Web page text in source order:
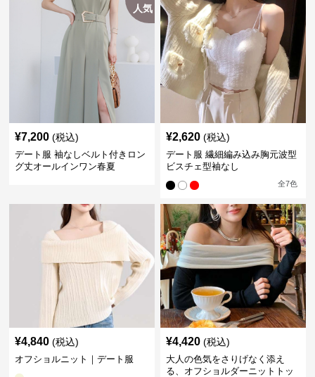
人気
¥7,200 (税込)
デート服 袖なしベルト付きロン
グ丈オールインワン春夏
¥2,620 (税込)
デート服 繊細編み込み胸元波型
ビスチェ型袖なし
全7色
¥4,840 (税込)
オフショルニット｜デート服
¥4,420 (税込)
大人の色気をさりげなく添え
る、オフショルダーニットトッ